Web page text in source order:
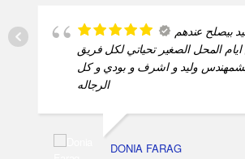
بيصلح عندهم
المحل الصغير تحياتي لكل فريق
وليد و اشرف و بودي و كل
الرجاله
DONIA FARAG